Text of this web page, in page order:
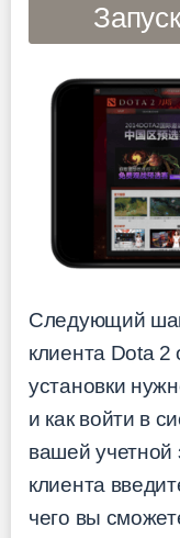
Следующий шаг
клиента Dota
установки
и как войти в
вашей учетной
клиента
чего вы